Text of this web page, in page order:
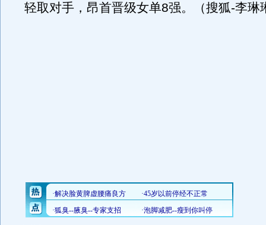
轻取对手，昂首晋级女单8强。（搜狐-李琳